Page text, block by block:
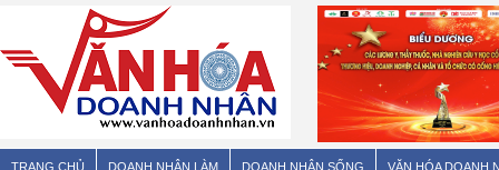
TRANG CHỦ DOANH NHÂN LÀM DOANH NHÂN SỐNG VĂN HÓA DOANH